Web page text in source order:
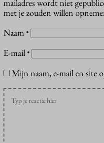
mailadres wordt niet
met je zouden willen
Naam *
E-mail *
Mijn naam, e-mail en site